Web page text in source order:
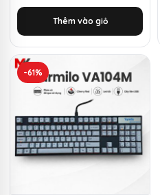
Thêm vào giỏ
-61%